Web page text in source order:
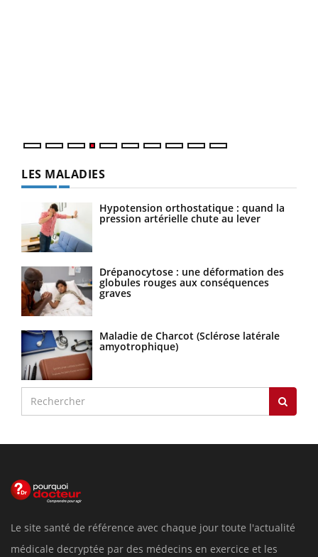
LES MALADIES
Hypotension orthostatique : quand la
pression artérielle chute au lever
Drépanocytose : une déformation des
globules rouges aux conséquences
graves
Maladie de Charcot (Sclérose latérale
amyotrophique)
Le site santé de référence avec chaque jour toute l'actualité
médicale decryptée par des médecins en exercice et les